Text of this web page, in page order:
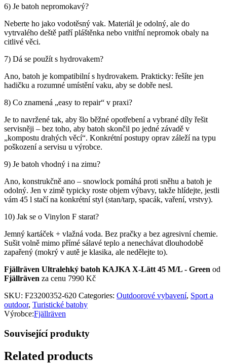
6) Je batoh nepromokavý?
Neberte ho jako vodotěsný vak. Materiál je odolný, ale do
vytrvalého deště patří pláštěnka nebo vnitřní nepromok obaly na
citlivé věci.
7) Dá se použít s hydrovakem?
Ano, batoh je kompatibilní s hydrovakem. Prakticky: řešíte jen
hadičku a rozumné umístění vaku, aby se dobře nesl.
8) Co znamená „easy to repair“ v praxi?
Je to navržené tak, aby šlo běžné opotřebení a vybrané díly řešit
servisněji – bez toho, aby batoh skončil po jedné závadě v
„kompostu drahých věcí“. Konkrétní postupy oprav záleží na typu
poškození a servisu u výrobce.
9) Je batoh vhodný i na zimu?
Ano, konstrukčně ano – snowlock pomáhá proti sněhu a batoh je
odolný. Jen v zimě typicky roste objem výbavy, takže hlídejte, jestli
vám 45 l stačí na konkrétní styl (stan/tarp, spacák, vaření, vrstvy).
10) Jak se o Vinylon F starat?
Jemný kartáček + vlažná voda. Bez pračky a bez agresivní chemie.
Sušit volně mimo přímé sálavé teplo a nenechávat dlouhodobě
zapařený (mokrý v autě je klasika, ale nedělejte to).
Fjällräven Ultralehký batoh KAJKA X-Lätt 45 M/L - Green od
Fjällräven za cenu 7990 Kč
SKU: F23200352-620 Categories: Outdoorové vybavení, Sport a
outdoor, Turistické batohy
Výrobce:Fjällräven
Související produkty
Related products